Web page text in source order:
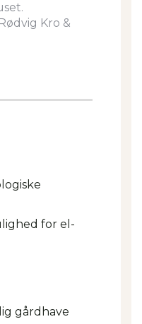
Kro &
for el-
gårdhave